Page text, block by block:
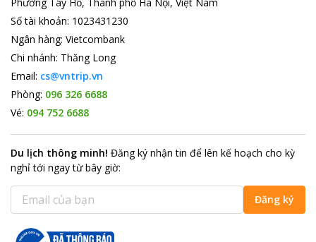
Số tài khoản: 1023431230
Ngân hàng: Vietcombank
Chi nhánh: Thăng Long
Email: cs@vntrip.vn
Phòng: 096 326 6688
Vé: 094 752 6688
Du lịch thông minh! Đăng ký nhận tin để lên kế hoạch cho kỳ
nghỉ tới ngay từ bây giờ:
Đăng ký